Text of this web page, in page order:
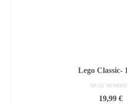
Lego Classic-
NICHT
19,99 €